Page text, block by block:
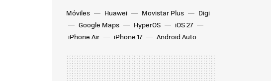
Móviles
Huawei Movistar Plus
Digi
Google Maps
HyperOS
iOS 27
iPhone Air
iPhone 17 Android Auto